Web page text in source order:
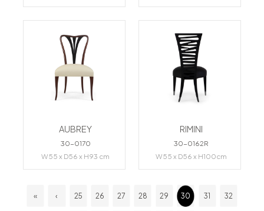
AUBREY
30-0170
W55 x D56 x H93 cm
RIMINI
30-0162R
W55 x D56 x H100cm
« ‹ 25 26 27 28 29 30 31 32